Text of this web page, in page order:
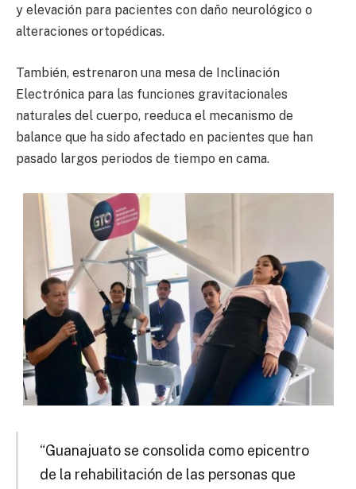
y elevación para pacientes con daño neurológico o
alteraciones ortopédicas.
También, estrenaron una mesa de Inclinación
Electrónica para las funciones gravitacionales
naturales del cuerpo, reeduca el mecanismo de
balance que ha sido afectado en pacientes que han
pasado largos periodos de tiempo en cama.
“Guanajuato se consolida como epicentro
de la rehabilitación de las personas que